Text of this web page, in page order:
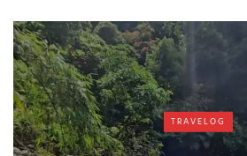
TRAVELOG